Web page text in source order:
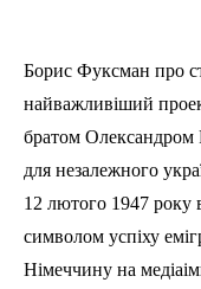
Борис Фуксман про
найважливіший
братом Олександром
для незалежного
12 лютого 1947 року
символом успіху
Німеччину на